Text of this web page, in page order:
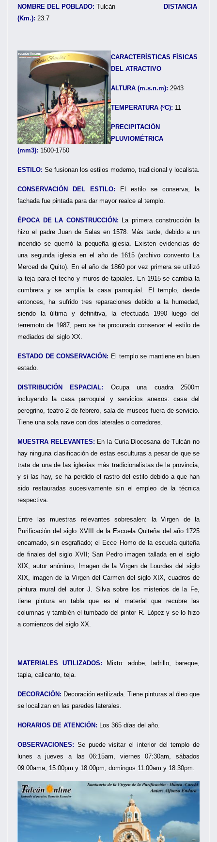
NOMBRE DEL POBLADO: Tulcán
DISTANCIA
(Km.): 23.7
CARACTERÍSTICAS FÍSICAS
DEL ATRACTIVO
ALTURA (m.s.n.m): 2943
TEMPERATURA (ºC): 11
PRECIPITACIÓN
PLUVIOMÉTRICA
(mm3): 1500-1750
ESTILO: Se fusionan los estilos moderno, tradicional y localista.
CONSERVACIÓN DEL ESTILO: El estilo se conserva, la
fachada fue pintada para dar mayor realce al templo.
ÉPOCA DE LA CONSTRUCCIÓN: La primera construcción la
hizo el padre Juan de Salas en 1578. Más tarde, debido a un
incendio se quemó la pequeña iglesia. Existen evidencias de
una segunda iglesia en el año de 1615 (archivo convento La
Merced de Quito). En el año de 1860 por vez primera se utilizó
la teja para el techo y muros de tapiales. En 1915 se cambia la
cumbrera y se amplía la casa parroquial. El templo, desde
entonces, ha sufrido tres reparaciones debido a la humedad,
siendo la última y definitiva, la efectuada 1990 luego del
terremoto de 1987, pero se ha procurado conservar el estilo de
mediados del siglo XX.
ESTADO DE CONSERVACIÓN: El templo se mantiene en buen
estado.
DISTRIBUCIÓN ESPACIAL: Ocupa una cuadra 2500m
incluyendo la casa parroquial y servicios anexos: casa del
peregrino, teatro 2 de febrero, sala de museos fuera de servicio.
Tiene una sola nave con dos laterales o corredores.
MUESTRA RELEVANTES: En la Curia Diocesana de Tulcán no
hay ninguna clasificación de estas esculturas a pesar de que se
trata de una de las iglesias más tradicionalistas de la provincia,
y si las hay, se ha perdido el rastro del estilo debido a que han
sido restauradas sucesivamente sin el empleo de la técnica
respectiva.
Entre las muestras relevantes sobresalen: la Virgen de la
Purificación del siglo XVIII de la Escuela Quiteña del año 1725
encarnado, sin esgrafiado; el Ecce Homo de la escuela quiteña
de finales del siglo XVII; San Pedro imagen tallada en el siglo
XIX, autor anónimo, Imagen de la Virgen de Lourdes del siglo
XIX, imagen de la Virgen del Carmen del siglo XIX, cuadros de
pintura mural del autor J. Silva sobre los misterios de la Fe,
tiene pintura en tabla que es el material que recubre las
columnas y también el tumbado del pintor R. López y se lo hizo
a comienzos del siglo XX.
MATERIALES UTILIZADOS: Mixto: adobe, ladrillo, bareque,
tapia, calicanto, teja.
DECORACIÓN: Decoración estilizada. Tiene pinturas al óleo que
se localizan en las paredes laterales.
HORARIOS DE ATENCIÓN: Los 365 días del año.
OBSERVACIONES: Se puede visitar el interior del templo de
lunes a jueves a las 06:15am, viernes 07:30am, sábados
09:00ama, 15:00pm y 18:00pm, domingos 11:00am y 18:30pm.